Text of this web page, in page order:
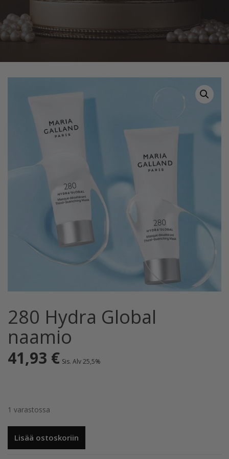
Tuotteet 280 Hydra Global naamio
280 Hydra Global
naamio
41,93 € Sis. Alv 25,5%
1 varastossa
Hydra
Lisää ostoskoriin